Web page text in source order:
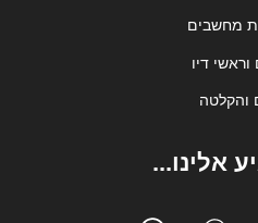
מחשבים
וראשי דיו
והקלטה
אלינו...